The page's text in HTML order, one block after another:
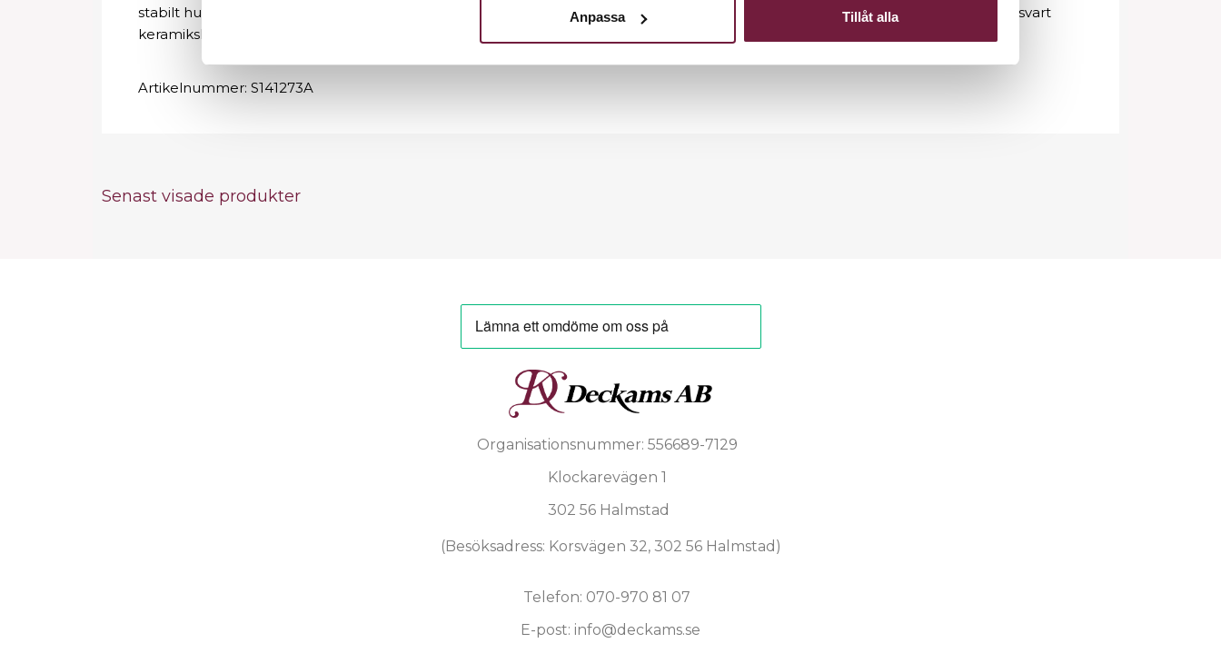
Anpassa Tillåt alla
stabilt huvudstöd under tvätten. Den mjuka och extremt bekväma sitsen är klädd i högkvalitativt svart eko-läder. Tvätten har en svart
keramikskål och armstöd i guld. Det är den perfekta möbeln för moderna interiörer. Guldelementen är lackerade.
Artikelnummer: S141273A
Senast visade produkter
Organisationsnummer: 556689-7129
Klockarevägen 1
302 56 Halmstad
(Besöksadress: Korsvägen 32, 302 56 Halmstad)
Telefon: 070-970 81 07
E-post: info@deckams.se